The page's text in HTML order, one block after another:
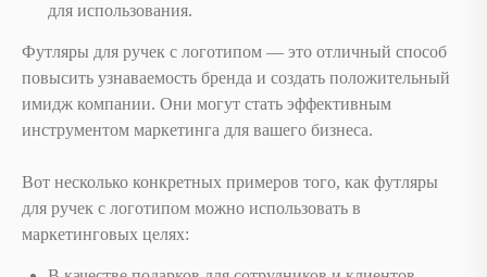
для использования.
Футляры для ручек с логотипом — это отличный способ
повысить узнаваемость бренда и создать положительный
имидж компании. Они могут стать эффективным
инструментом маркетинга для вашего бизнеса.
Вот несколько конкретных примеров того, как футляры
для ручек с логотипом можно использовать в
маркетинговых целях: